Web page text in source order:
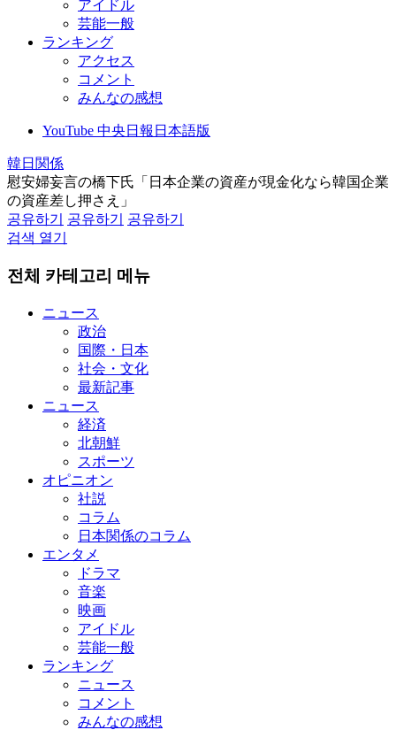
アイドル
芸能一般
ランキング
アクセス
コメント
みんなの感想
YouTube 中央日報日本語版
韓日関係
慰安婦妄言の橋下氏「日本企業の資産が現金化なら韓国企業
の資産差し押さえ」
공유하기
공유하기
공유하기
검색 열기
전체 카테고리 메뉴
ニュース
政治
国際・日本
社会・文化
最新記事
ニュース
経済
北朝鮮
スポーツ
オピニオン
社説
コラム
日本関係のコラム
エンタメ
ドラマ
音楽
映画
アイドル
芸能一般
ランキング
ニュース
コメント
みんなの感想